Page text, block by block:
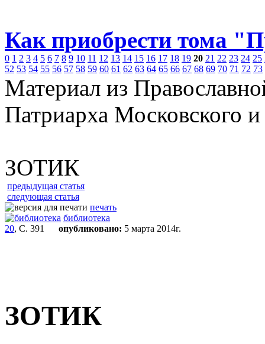
Как приобрести тома
0 1 2 3 4 5 6 7 8 9 10 11 12 13 14 15 16 17 18 19 20 21 22 23 24 25
52 53 54 55 56 57 58 59 60 61 62 63 64 65 66 67 68 69 70 71 72 73
Материал из
Патриарха Московского
ЗОТИК
предыдущая статья
следующая статья
печать
библиотека
20, С. 391 опубликовано: 5 марта 2014г.
ЗОТИК